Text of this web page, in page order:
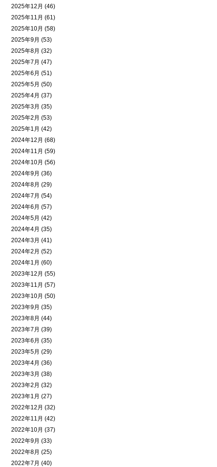
2025年12月 (46)
2025年11月 (61)
2025年10月 (58)
2025年9月 (53)
2025年8月 (32)
2025年7月 (47)
2025年6月 (51)
2025年5月 (50)
2025年4月 (37)
2025年3月 (35)
2025年2月 (53)
2025年1月 (42)
2024年12月 (68)
2024年11月 (59)
2024年10月 (56)
2024年9月 (36)
2024年8月 (29)
2024年7月 (54)
2024年6月 (57)
2024年5月 (42)
2024年4月 (35)
2024年3月 (41)
2024年2月 (52)
2024年1月 (60)
2023年12月 (55)
2023年11月 (57)
2023年10月 (50)
2023年9月 (35)
2023年8月 (44)
2023年7月 (39)
2023年6月 (35)
2023年5月 (29)
2023年4月 (36)
2023年3月 (38)
2023年2月 (32)
2023年1月 (27)
2022年12月 (32)
2022年11月 (42)
2022年10月 (37)
2022年9月 (33)
2022年8月 (25)
2022年7月 (40)